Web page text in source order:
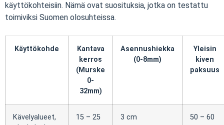
käyttökohteisiin. Nämä ovat suosituksia, jotka on testattu
toimiviksi Suomen olosuhteissa.
Käyttökohde
Kantava
kerros
(Murske
0-
32mm)
Asennushiekka
(0-8mm)
Yleisin
kiven
paksuus
Kävelyalueet,
15 – 25
3 cm
50 – 60